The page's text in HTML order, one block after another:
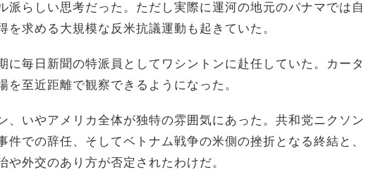
派らしい思考だった。ただし実際に運河の地元のパナマでは自
を求める大規模な反米抗議運動も起きていた。
に毎日新聞の特派員としてワシントンに赴任していた。カータ
を至近距離で観察できるようになった。
、いやアメリカ全体が独特の雰囲気にあった。共和党ニクソン
件での辞任、そしてベトナム戦争の米側の挫折となる終結と、
や外交のあり方が否定されたわけだ。